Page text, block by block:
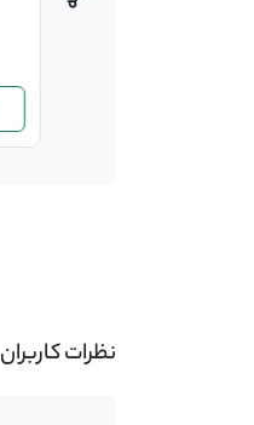
نظرات کاربران